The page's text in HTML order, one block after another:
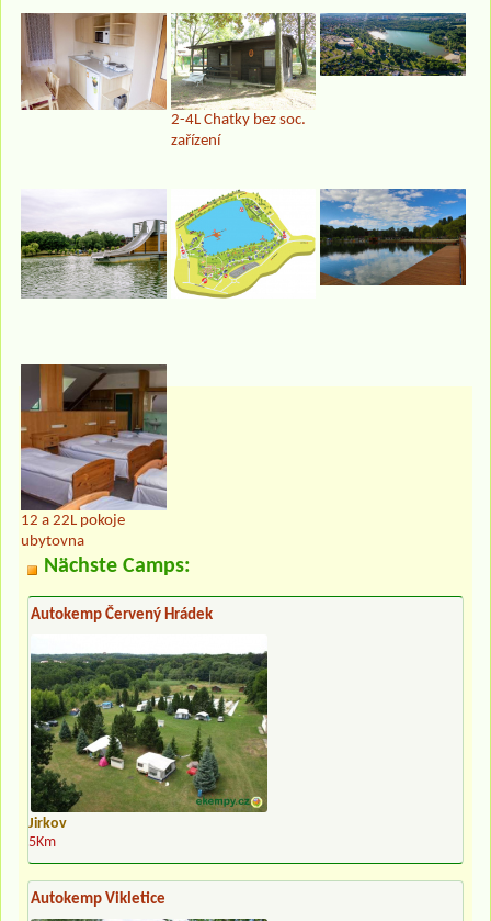
2-4L Chatky bez soc.
zařízení
12 a 22L pokoje
ubytovna
Nächste Camps:
Autokemp Červený Hrádek
Jirkov
5Km
Autokemp Vikletice